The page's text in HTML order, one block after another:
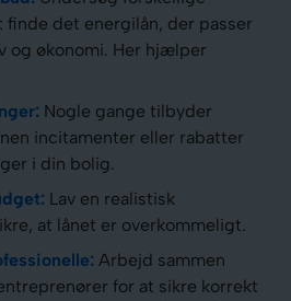
finde det energilån, der passer
og økonomi. Her hjælper
Nogle gange tilbyder
incitamenter eller rabatter
i din bolig.
Lav en realistisk
at lånet er overkommeligt.
Arbejd sammen
for at sikre korrekt